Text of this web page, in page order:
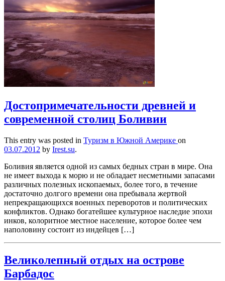
Достопримечательности древней и
современной столиц Боливии
This entry was posted in Туризм в Южной Америке on
03.07.2012 by Irest.su.
Боливия является одной из самых бедных стран в мире. Она
не имеет выхода к морю и не обладает несметными запасами
различных полезных ископаемых, более того, в течение
достаточно долгого времени она пребывала жертвой
непрекращающихся военных переворотов и политических
конфликтов. Однако богатейшее культурное наследие эпохи
инков, колоритное местное население, которое более чем
наполовину состоит из индейцев […]
Великолепный отдых на острове
Барбадос